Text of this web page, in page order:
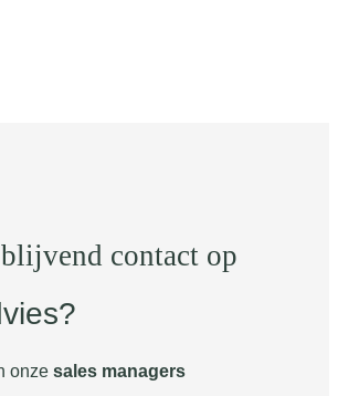
contact op
onze sales managers